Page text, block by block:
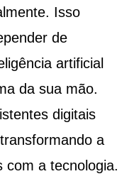
Isso
de
artificial
da sua mão.
digitais
a
com a tecnologia.